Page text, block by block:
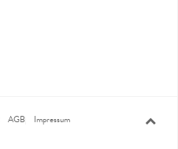
AGB Impressum